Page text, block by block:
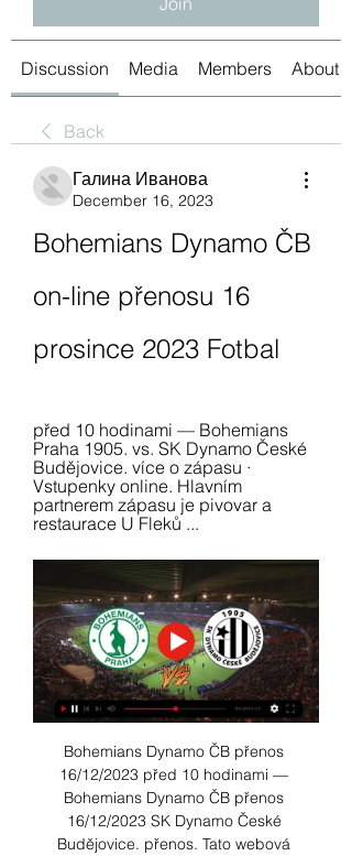
Discussion Media Members About
Back
Галина Иванова
December 16, 2023
Bohemians Dynamo ČB
on-line přenosu 16
prosince 2023 Fotbal
před 10 hodinami — Bohemians
Praha 1905. vs. SK Dynamo České
Budějovice. více o zápasu ·
Vstupenky online. Hlavním
partnerem zápasu je pivovar a
restaurace U Fleků ...
Bohemians Dynamo ČB přenos
16/12/2023 před 10 hodinami —
Bohemians Dynamo ČB přenos
16/12/2023 SK Dynamo České
Budějovice. přenos. Tato webová